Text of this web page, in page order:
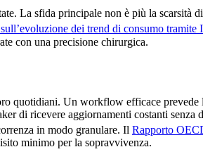
La sfida principale non è più la
dei trend di consumo tramite
con una precisione chirurgica.
quotidiani. Un workflow efficace
di ricevere aggiornamenti costanti senza
in modo granulare. Il Rapporto
minimo per la sopravvivenza.